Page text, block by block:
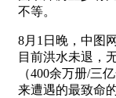
不等。
8月1日晚，中图
目前洪水未退，
（400余万册/三
来遭遇的最致命